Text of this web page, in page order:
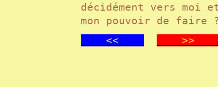
décidément vers
mon pouvoir de faire
<<